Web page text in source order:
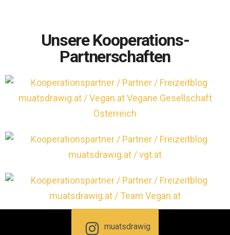
Unsere Kooperations-
Partnerschaften
muatsdrawig